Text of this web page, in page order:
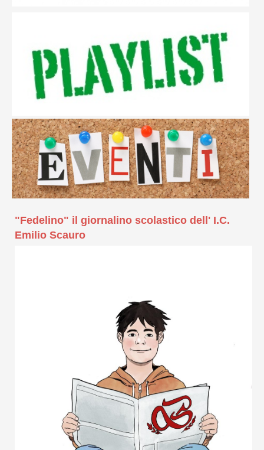
"Fedelino" il giornalino scolastico dell' I.C.
Emilio Scauro